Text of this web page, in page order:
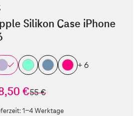
Silikon Case iPhone
+ 6
€statt
55 €
1-4 Werktage